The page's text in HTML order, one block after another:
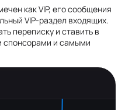
как VIP, его сообщения
VIP-раздел входящих.
переписку и ставить в
спонсорами и самыми